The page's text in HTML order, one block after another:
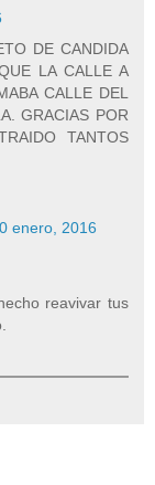
DE CANDIDA
LA CALLE A
CALLE DEL
GRACIAS POR
TANTOS
enero, 2016
reavivar tus